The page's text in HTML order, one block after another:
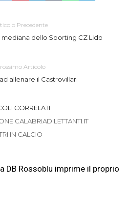
Precedente
dello Sporting CZ Lido
Articolo
allenare il Castrovillari
CORRELATI
CALABRIADILETTANTI.IT
IN CALCIO
DB Rossoblu imprime il proprio